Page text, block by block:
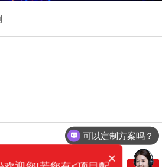
可以定制方案吗？
×